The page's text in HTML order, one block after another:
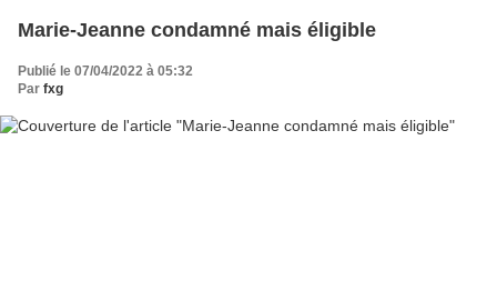
Marie-Jeanne condamné mais éligible
Publié le 07/04/2022 à 05:32
Par fxg